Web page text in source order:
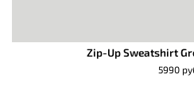
Zip-Up Sweatshirt
5990